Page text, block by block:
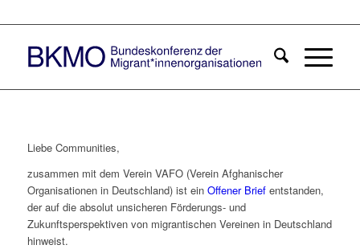
Liebe Communities,
zusammen mit dem Verein VAFO (Verein Afghanischer
Organisationen in Deutschland) ist ein Offener Briefentstanden,
der auf die absolut unsicheren Förderungs- und
Zukunftsperspektiven von migrantischen Vereinen in Deutschland
hinweist.